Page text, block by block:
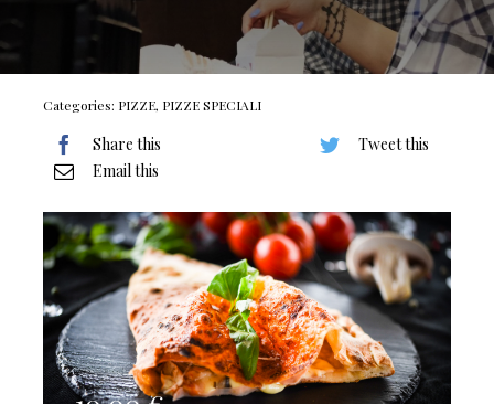
Categories: PIZZE, PIZZE SPECIALI
Share this
Tweet this
Email this